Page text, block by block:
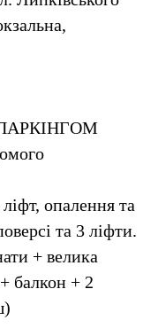
ПАРКІНГОМ
опалення та
та 3 ліфти.
+ велика
балкон + 2